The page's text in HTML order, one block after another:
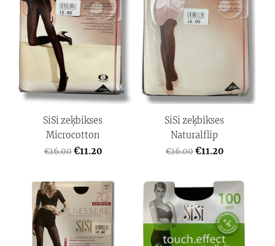
SiSi zeķbikses
Microcotton
€16.00€11.20
SiSi zeķbikses
Naturalflip
€16.00€11.20